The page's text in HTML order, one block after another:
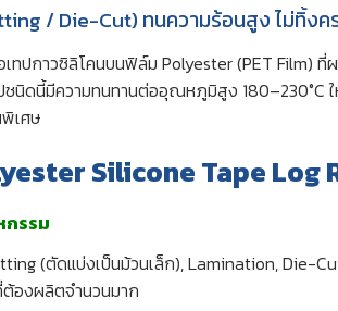
/ Die-Cut) ทนความร้อนสูง ไม่ทิ้งค
ทปกาวซิลิโคนบนฟิล์ม Polyester (PET Film) ที่
ชนิดนี้มีความทนทานต่ออุณหภูมิสูง 180–230°C
เศษ
Silicone Tape Log
กรรม
(ตัดแบ่งเป็นม้วนเล็ก), Lamination, Die-
ต้องผลิตจำนวนมาก